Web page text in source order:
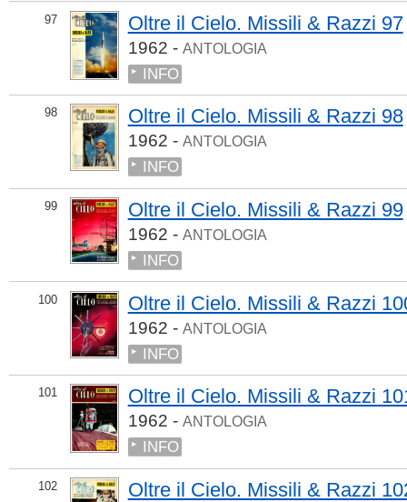
97 Oltre il Cielo. Missili & Razzi 97
1962 - ANTOLOGIA
INFO
98 Oltre il Cielo. Missili & Razzi 98
1962 - ANTOLOGIA
INFO
99 Oltre il Cielo. Missili & Razzi 99
1962 - ANTOLOGIA
INFO
100 Oltre il Cielo. Missili & Razzi
1962 - ANTOLOGIA
INFO
101 Oltre il Cielo. Missili & Razzi
1962 - ANTOLOGIA
INFO
102 Oltre il Cielo. Missili & Razzi